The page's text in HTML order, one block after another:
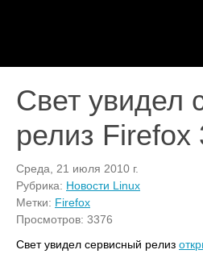
Свет увидел
релиз Firefox
Среда, 21 июля 2010 г.
Рубрика: Новости Linux
Метки: Firefox
Просмотров: 3376
Свет увидел сервисный релиз